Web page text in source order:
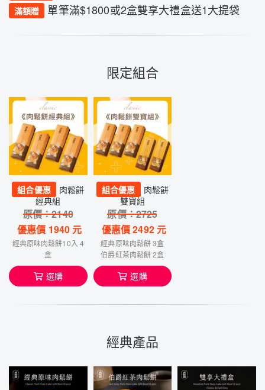
滿額贈 單筆滿$1800或2盒雙享大禮盒送1大提袋
限定組合
組合優惠
肉鬆餅
經典組
原價：2140
優惠價 1940 元
經典原味肉鬆餅10入 4
盒
選購
組合優惠
肉鬆餅
雙寶組
原價：2725
優惠價2492元
經典原味肉鬆餅 3盒
伯爵紅茶肉鬆餅 2盒
選購
經典產品